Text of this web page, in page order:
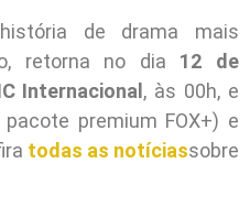
de drama mais
retorna no dia 12 de
Internacional, às 00h, e
premium FOX+) e
todas as notíciassobre